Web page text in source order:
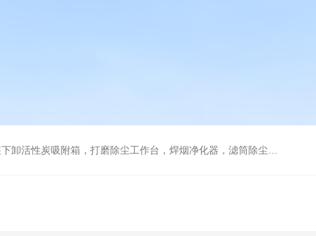
打磨除尘工作台，焊烟净化器，滤筒除尘器，旋风除尘器，除尘设备配件，喷淋塔